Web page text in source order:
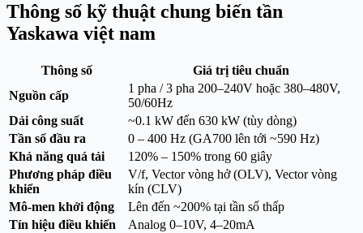
Thông số kỹ thuật chung biến tần
Yaskawa việt nam
Thông số
Giá trị tiêu chuẩn
Nguồn cấp
1 pha / 3 pha 200–240V hoặc 380–480V,
50/60Hz
Dải công suất
~0.1 kW đến 630 kW (tùy dòng)
Tần số đầu ra
0 – 400 Hz (GA700 lên tới ~590 Hz)
Khả năng quá tải
120% – 150% trong 60 giây
Phương pháp điều
khiển
V/f, Vector vòng hở (OLV), Vector vòng
kín (CLV)
Mô-men khởi động
Lên đến ~200% tại tần số thấp
Tín hiệu điều khiển
Analog 0–10V, 4–20mA